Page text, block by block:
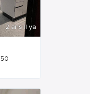
2 ans Il ya